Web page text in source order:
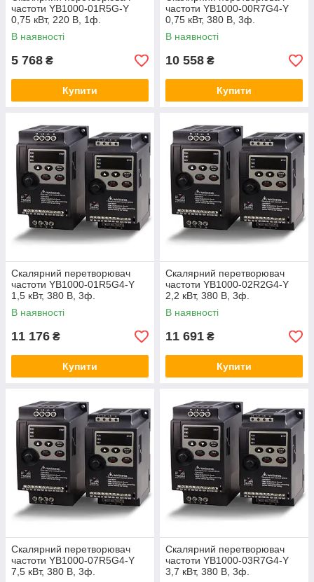
частоти YB1000-01R5G-Y
0,75 кВт, 220 В, 1ф.
В наявності
5 768 ₴
Купити
частоти YB1000-00R7G4-Y
0,75 кВт, 380 В, 3ф.
В наявності
10 558 ₴
Купити
Скалярний перетворювач
частоти YB1000-01R5G4-Y
1,5 кВт, 380 В, 3ф.
В наявності
11 176 ₴
Купити
Скалярний перетворювач
частоти YB1000-02R2G4-Y
2,2 кВт, 380 В, 3ф.
В наявності
11 691 ₴
Купити
Скалярний перетворювач
частоти YB1000-07R5G4-Y
7,5 кВт, 380 В, 3ф.
Скалярний перетворювач
частоти YB1000-03R7G4-Y
3,7 кВт, 380 В, 3ф.